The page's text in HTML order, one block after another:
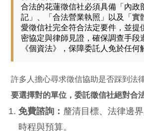
合法的花蓮徵信社必須具備「內政
記」、「合法營業執照」以及「實
愛徵信社完全符合法定要件，並提
密協定與律師見證，確保調查手段
《個資法》，保障委託人免於任何
許多人擔心尋求徵信協助是否踩到法
要選擇對的單位，委託徵信社絕對合
免費諮詢： 釐清目標、法律邊
時程與預算。